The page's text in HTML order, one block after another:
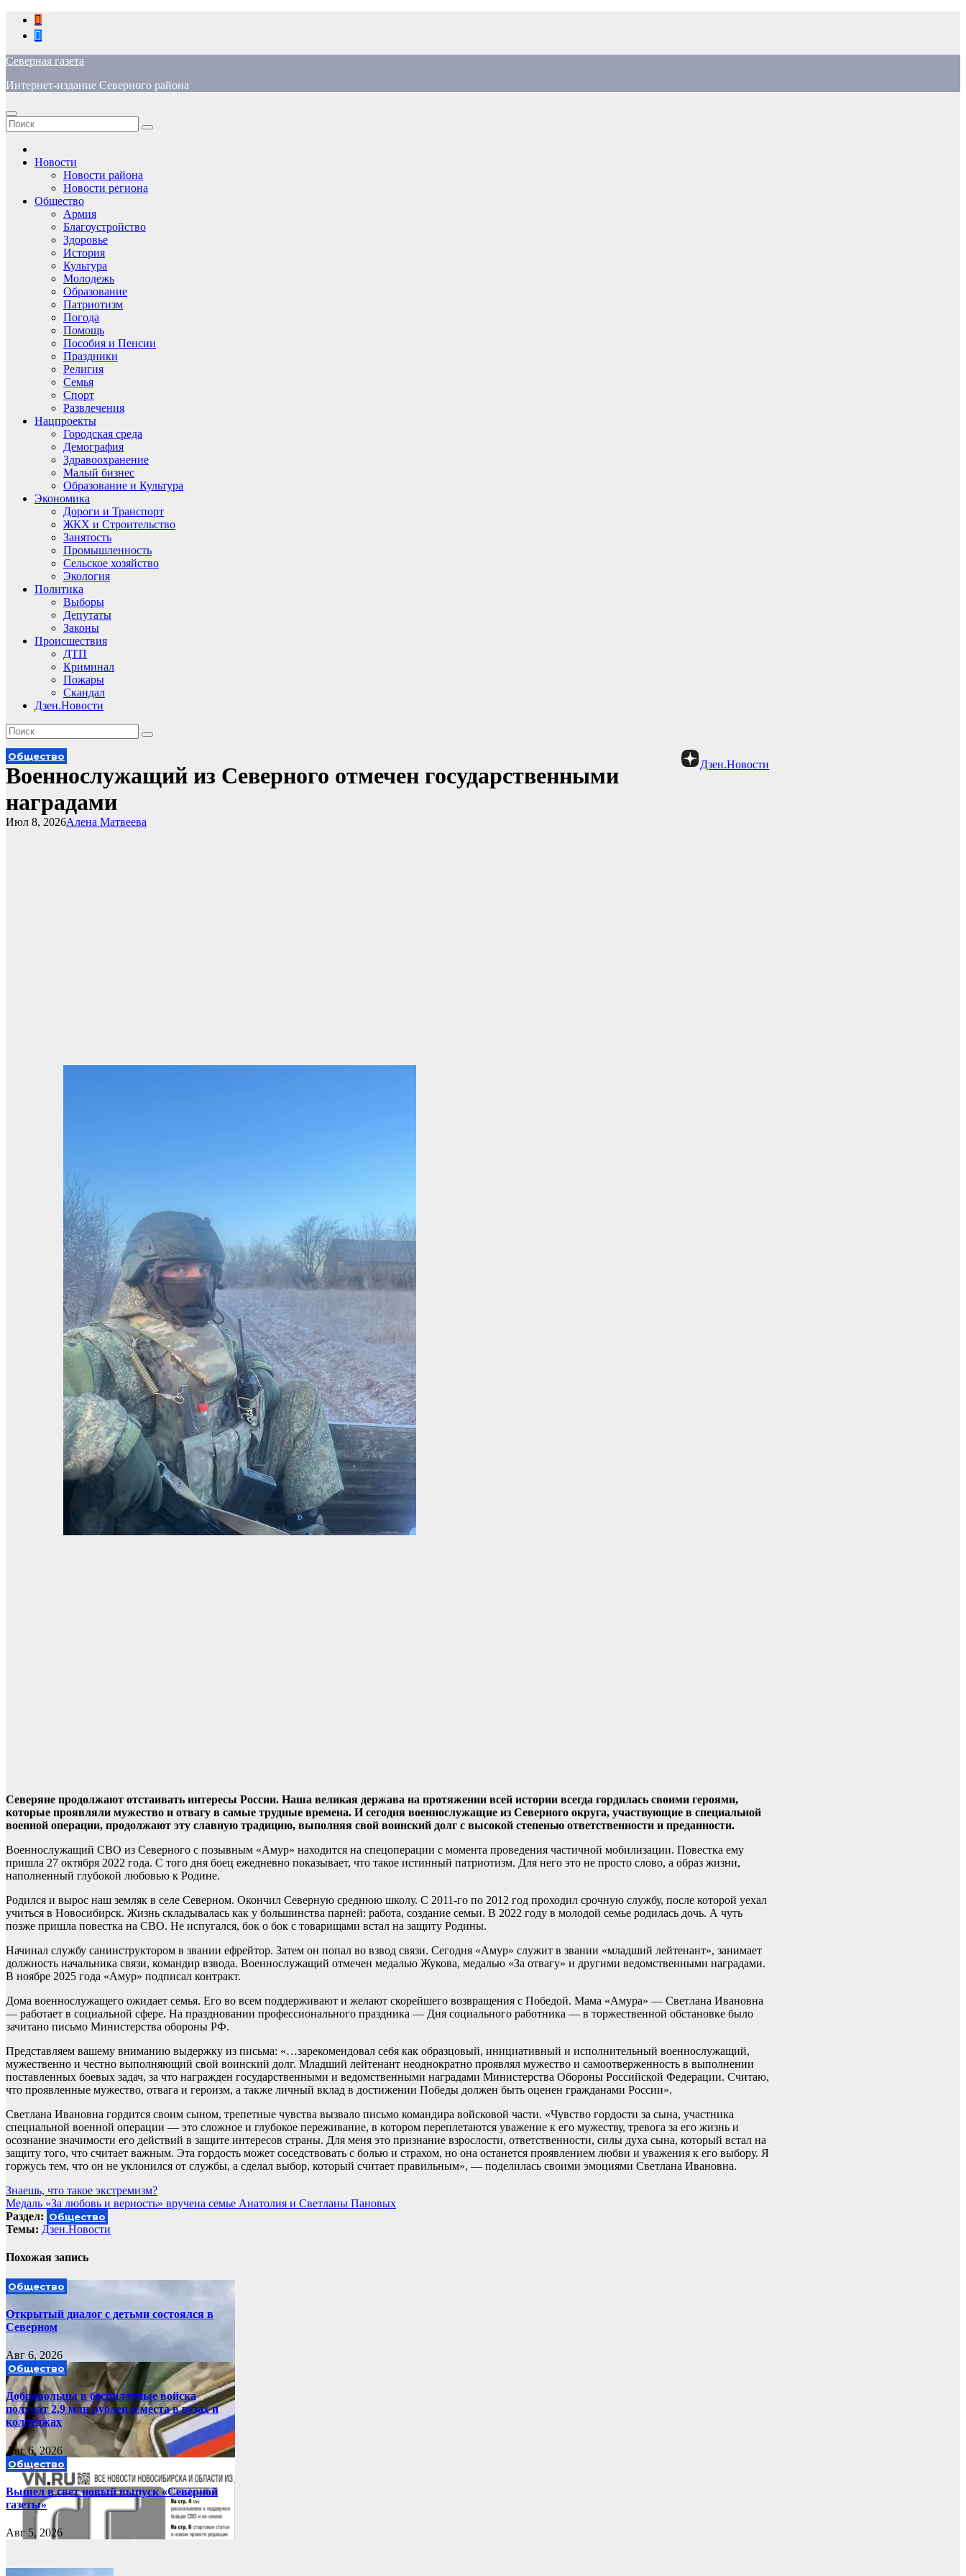
Перейти
содержимому
Северная газета
Интернет-издание Северного района
Новости
Новости района
Новости региона
Общество
Армия
Благоустройство
Здоровье
История
Культура
Молодежь
Образование
Патриотизм
Погода
Помощь
Пособия и Пенсии
Праздники
Религия
Семья
Спорт
Развлечения
Нацпроекты
Городская среда
Демография
Здравоохранение
Малый бизнес
Образование и Культура
Экономика
Дороги и Транспорт
ЖКХ и Строительство
Занятость
Промышленность
Сельское хозяйство
Экология
Политика
Выборы
Депутаты
Законы
Происшествия
ДТП
Криминал
Пожары
Скандал
Дзен.Новости
Дзен.Новости
Общество
Военнослужащий из Северного отмечен государственными
наградами
Алена Матвеева
Июл 8, 2026
Северяне продолжают отстаивать интересы России. Наша великая держава на протяжении всей истории всегда гордилась своими героями,
которые проявляли мужество и отвагу в самые трудные времена. И сегодня военнослужащие из Северного округа, участвующие в специальной
военной операции, продолжают эту славную традицию, выполняя свой воинский долг с высокой степенью ответственности и преданности.
Военнослужащий СВО из Северного с позывным «Амур» находится на спецоперации с момента проведения частичной мобилизации. Повестка ему
пришла 27 октября 2022 года. С того дня боец ежедневно показывает, что такое истинный патриотизм. Для него это не просто слово, а образ жизни,
наполненный глубокой любовью к Родине.
Родился и вырос наш земляк в селе Северном. Окончил Северную среднюю школу. С 2011-го по 2012 год проходил срочную службу, после которой уехал
учиться в Новосибирск. Жизнь складывалась как у большинства парней: работа, создание семьи. В 2022 году в молодой семье родилась дочь. А чуть
позже пришла повестка на СВО. Не испугался, бок о бок с товарищами встал на защиту Родины.
Начинал службу санинструктором в звании ефрейтор. Затем он попал во взвод связи. Сегодня «Амур» служит в звании «младший лейтенант», занимает
должность начальника связи, командир взвода. Военнослужащий отмечен медалью Жукова, медалью «За отвагу» и другими ведомственными наградами.
В ноябре 2025 года «Амур» подписал контракт.
Дома военнослужащего ожидает семья. Его во всем поддерживают и желают скорейшего возвращения с Победой. Мама «Амура» — Светлана Ивановна
— работает в социальной сфере. На праздновании профессионального праздника — Дня социального работника — в торжественной обстановке было
зачитано письмо Министерства обороны РФ.
Представляем вашему вниманию выдержку из письма: «…зарекомендовал себя как образцовый, инициативный и исполнительный военнослужащий,
мужественно и честно выполняющий свой воинский долг. Младший лейтенант неоднократно проявлял мужество и самоотверженность в выполнении
поставленных боевых задач, за что награжден государственными и ведомственными наградами Министерства Обороны Российской Федерации. Считаю,
что проявленные мужество, отвага и героизм, а также личный вклад в достижении Победы должен быть оценен гражданами России».
Светлана Ивановна гордится своим сыном, трепетные чувства вызвало письмо командира войсковой части. «Чувство гордости за сына, участника
специальной военной операции — это сложное и глубокое переживание, в котором переплетаются уважение к его мужеству, тревога за его жизнь и
осознание значимости его действий в защите интересов страны. Для меня это признание взрослости, ответственности, силы духа сына, который встал на
защиту того, что считает важным. Эта гордость может соседствовать с болью и страхом, но она останется проявлением любви и уважения к его выбору. Я
горжусь тем, что он не уклонился от службы, а сделал выбор, который считает правильным», — поделилась своими эмоциями Светлана Ивановна.
Навигация
по
записям
Знаешь, что такое экстремизм?
Медаль «За любовь и верность» вручена семье Анатолия и Светланы Пановых
Раздел: Общество
Темы: Дзен.Новости
Похожая запись
Общество
Открытый диалог с детьми состоялся в
Северном
Авг 6, 2026
Общество
Добровольцы в беспилотные войска
получат 2,9 млн рублей и места в вузах и
колледжах
Авг 6, 2026
Общество
Вышел в свет новый выпуск «Северной
газеты»
Авг 5, 2026